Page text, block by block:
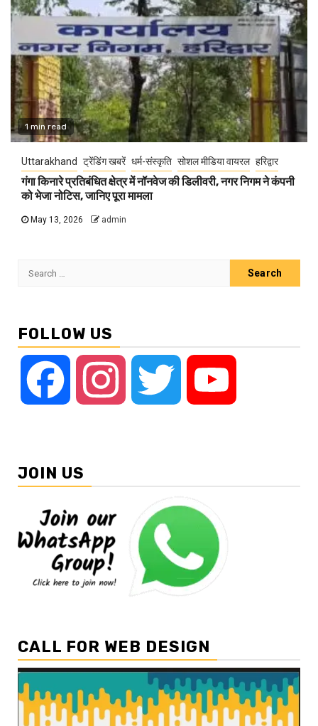
1 min read
Uttarakhand ट्रेंडिंग खबरें धर्म-संस्कृति सोशल मीडिया वायरल हरिद्वार
गंगा किनारे प्रतिबंधित क्षेत्र में नॉनवेज की डिलीवरी, नगर निगम ने कंपनी
को भेजा नोटिस, जानिए पूरा मामला
May 13, 2026 admin
Search
FOLLOW US
Facebook Instagram Twitter
JOIN US
CALL FOR WEB DESIGN